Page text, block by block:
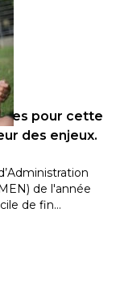
pour cette
des enjeux.
de l'année
de fin…